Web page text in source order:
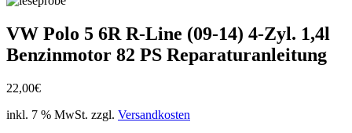
VW Polo 5 6R R-Line (09-14) 4-Zyl. 1,4l
Benzinmotor 82 PS Reparaturanleitung
22,00€
inkl. 7 % MwSt. zzgl. Versandkosten